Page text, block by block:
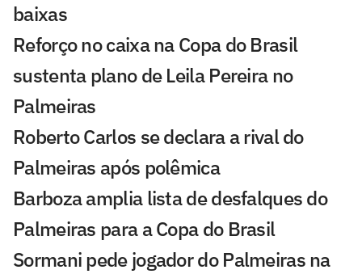
baixas
Reforço no caixa na Copa do Brasil
sustenta plano de Leila Pereira no
Palmeiras
Roberto Carlos se declara a rival do
Palmeiras após polêmica
Barboza amplia lista de desfalques do
Palmeiras para a Copa do Brasil
Sormani pede jogador do Palmeiras na